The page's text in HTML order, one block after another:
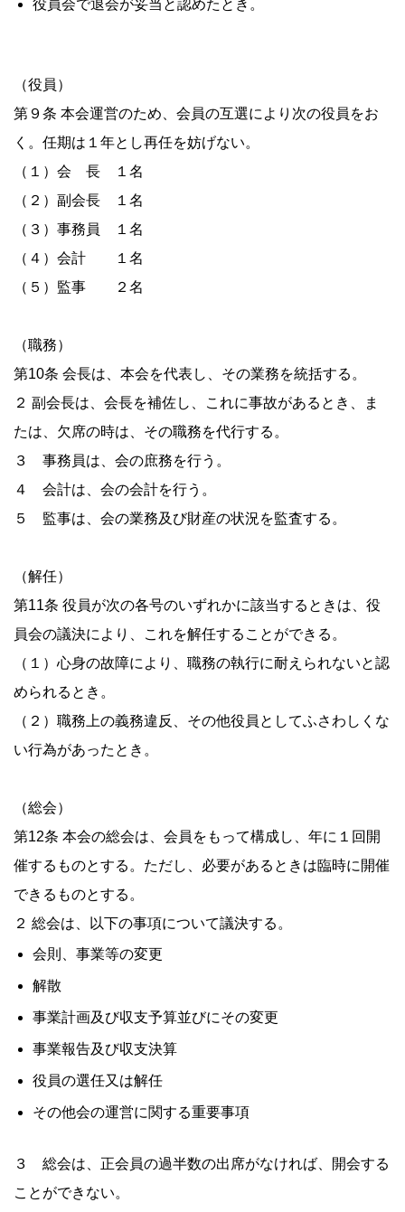
役員会で退会が妥当と認めたとき。
（役員）
第９条 本会運営のため、会員の互選により次の役員をお
く。任期は１年とし再任を妨げない。
（１）会 長 １名
（２）副会長 １名
（３）事務員 １名
（４）会計 １名
（５）監事 ２名
（職務）
第10条 会長は、本会を代表し、その業務を統括する。
２ 副会長は、会長を補佐し、これに事故があるとき、ま
たは、欠席の時は、その職務を代行する。
３ 事務員は、会の庶務を行う。
４ 会計は、会の会計を行う。
５ 監事は、会の業務及び財産の状況を監査する。
（解任）
第11条 役員が次の各号のいずれかに該当するときは、役
員会の議決により、これを解任することができる。
（１）心身の故障により、職務の執行に耐えられないと認
められるとき。
（２）職務上の義務違反、その他役員としてふさわしくな
い行為があったとき。
（総会）
第12条 本会の総会は、会員をもって構成し、年に１回開
催するものとする。ただし、必要があるときは臨時に開催
できるものとする。
２ 総会は、以下の事項について議決する。
会則、事業等の変更
解散
事業計画及び収支予算並びにその変更
事業報告及び収支決算
役員の選任又は解任
その他会の運営に関する重要事項
３ 総会は、正会員の過半数の出席がなければ、開会する
ことができない。